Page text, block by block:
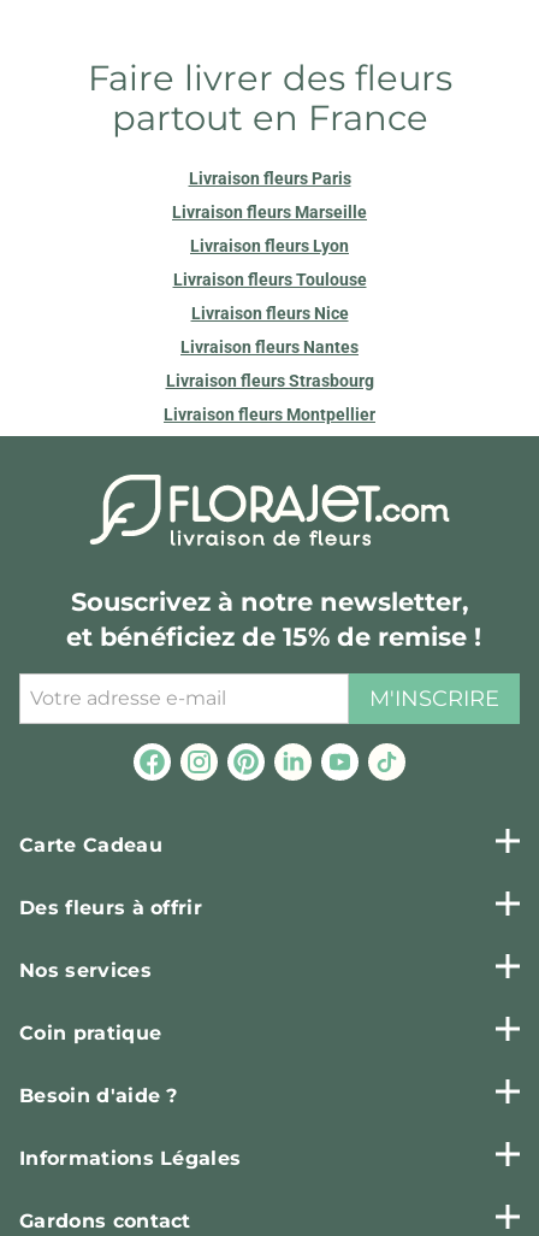
Faire livrer des fleurs
partout en France
Livraison fleurs Paris
Livraison fleurs Marseille
Livraison fleurs Lyon
Livraison fleurs Toulouse
Livraison fleurs Nice
Livraison fleurs Nantes
Livraison fleurs Strasbourg
Livraison fleurs Montpellier
Souscrivez à notre newsletter,
et bénéficiez de 15% de remise !
M'INSCRIRE
Carte Cadeau
Des fleurs à offrir
Nos services
Coin pratique
Besoin d'aide ?
Informations Légales
Gardons contact